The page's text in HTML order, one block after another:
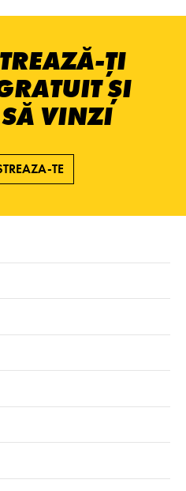
ȚI
ȘI
VINZI
TE